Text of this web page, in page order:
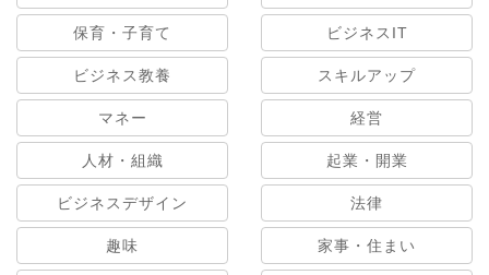
保育・子育て ビジネスIT
ビジネス教養 スキルアップ
マネー 経営
人材・組織 起業・開業
ビジネスデザイン 法律
趣味 家事・住まい